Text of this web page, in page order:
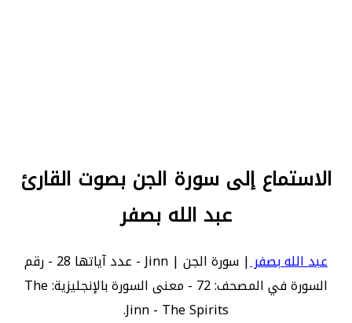
الاستماع إلى سورة الجن بصوت القارئ
عبد الله بصفر
عبد الله بصفر
| سورة الجن | Jinn - عدد آياتها 28 - رقم
السورة في المصحف: 72 - معنى السورة بالإنجليزية: The
Jinn - The Spirits.